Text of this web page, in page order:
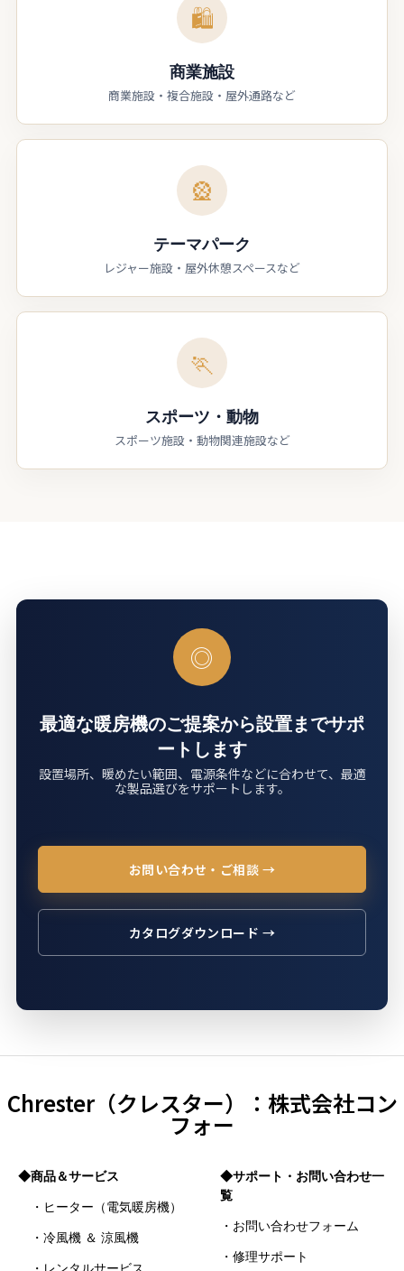
🛍
商業施設
商業施設・複合施設・屋外通路など
🎡
テーマパーク
レジャー施設・屋外休憩スペースなど
🏃
スポーツ・動物
スポーツ施設・動物関連施設など
◎
最適な暖房機のご提案から設置までサポ
ートします
設置場所、暖めたい範囲、電源条件などに合わせて、最適
な製品選びをサポートします。
お問い合わせ・ご相談 →
カタログダウンロード →
Chrester（クレスター）：株式会社コン
フォー
◆商品＆サービス
・ヒーター（電気暖房機）
・冷風機 ＆ 涼風機
◆サポート・お問い合わせ一
覧
・お問い合わせフォーム
・修理サポート